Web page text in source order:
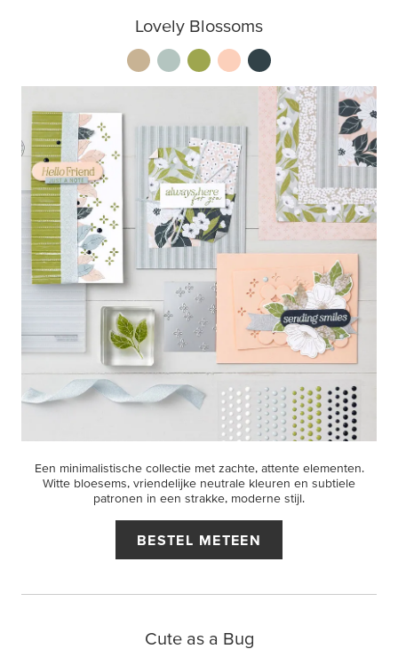
Lovely Blossoms
Een minimalistische collectie met zachte, attente elementen.
Witte bloesems, vriendelijke neutrale kleuren en subtiele
patronen in een strakke, moderne stijl.
BESTEL METEEN
Cute as a Bug